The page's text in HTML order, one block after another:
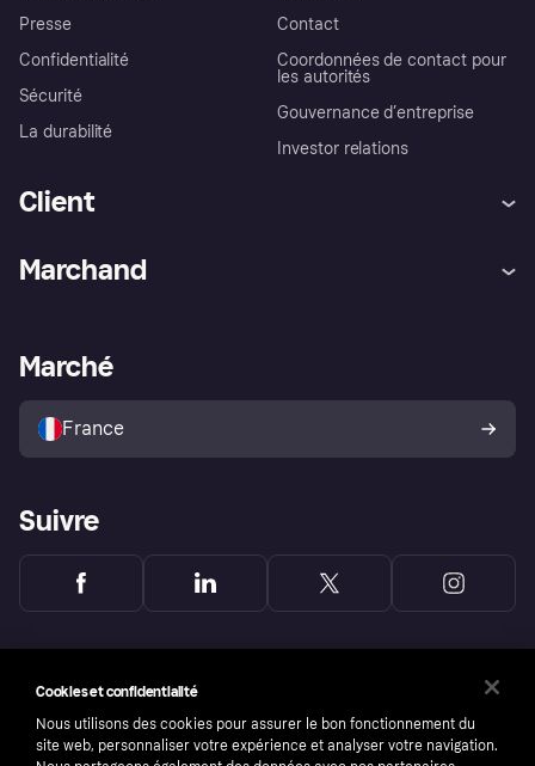
Presse
Confidentialité
Sécurité
La durabilité
Contact
Coordonnées de contact pour
les autorités
Gouvernance d’entreprise
Investor relations
Client
Explorez les magasins
Politique de protection de
l’acheteur Klarna
Marchand
Portail Marchand
Marché
France
Suivre
Cookies et confidentialité
Nous utilisons des cookies pour assurer le bon fonctionnement du
site web, personnaliser votre expérience et analyser votre navigation.